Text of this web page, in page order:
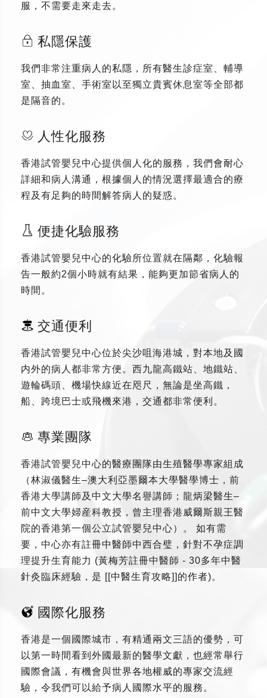
服，不需要走來走去。
私隱保護
我們非常注重病人的私隱，所有醫生診症室、輔導
室、抽血室、手術室以至獨立貴賓休息室等全部都
是隔音的。
人性化服務
香港試管嬰兒中心提供個人化的服務，我們會耐心
詳細和病人溝通，根據個人的情況選擇最適合的療
程及有足夠的時間解答病人的疑惑。
便捷化驗服務
香港試管嬰兒中心的化驗所位置就在隔鄰，化驗報
告一般約2個小時就有結果，能夠更加節省病人的
時間。
交通便利
香港試管嬰兒中心位於尖沙咀海港城，對本地及國
内外的病人都非常方便。西九龍高鐵站、地鐵站、
遊輪碼頭、機場快線近在咫尺，無論是坐高鐵，
船、跨境巴士或飛機來港，交通都非常便利。
專業團隊
香港試管嬰兒中心的醫療團隊由生殖醫學專家組成
（林淑儀醫生–澳大利亞墨爾本大學醫學博士，前
香港大學講師及中文大學名譽講師；龍炳梁醫生–
前中文大學婦産科教授，曾主理香港威爾斯親王醫
院的香港第一個公立試管嬰兒中心）。 如有需
要，中心亦有註冊中醫師中西合璧，針對不孕症調
理提升生育能力 (黃梅芳註冊中醫師 - 30多年中醫
針灸臨床經驗，是 [[中醫生育攻略]]的作者)。
國際化服務
香港是一個國際城市，有精通兩文三語的優勢，可
以第一時間看到外國最新的醫學文獻，也經常舉行
國際會議，有機會與世界各地權威的專家交流經
驗，令我們可以給予病人國際水平的服務。